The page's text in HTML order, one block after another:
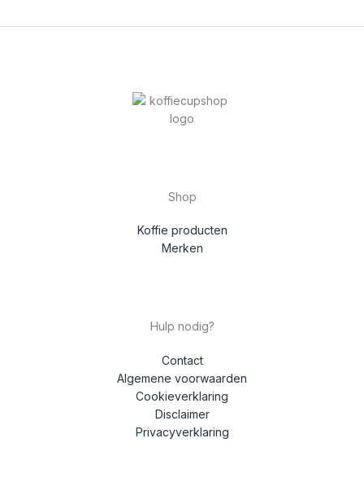
Shop
Koffie producten
Merken
Hulp nodig?
Contact
Algemene voorwaarden
Cookieverklaring
Disclaimer
Privacyverklaring